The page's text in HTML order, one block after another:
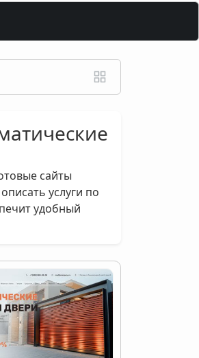
сайты
услуги по
удобный